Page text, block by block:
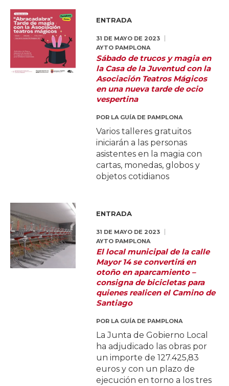
ENTRADA
31 DE MAYO DE 2023
AYTO PAMPLONA
Sábado de trucos y magia en
la Casa de la Juventud con la
Asociación Teatros Mágicos
en una nueva tarde de ocio
vespertina
POR LA GUÍA DE PAMPLONA
Varios talleres gratuitos
iniciarán a las personas
asistentes en la magia con
cartas, monedas, globos y
objetos cotidianos
ENTRADA
31 DE MAYO DE 2023
AYTO PAMPLONA
El local municipal de la calle
Mayor 14 se convertirá en
otoño en aparcamiento –
consigna de bicicletas para
quienes realicen el Camino de
Santiago
POR LA GUÍA DE PAMPLONA
La Junta de Gobierno Local
ha adjudicado las obras por
un importe de 127.425,83
euros y con un plazo de
ejecución en torno a los tres